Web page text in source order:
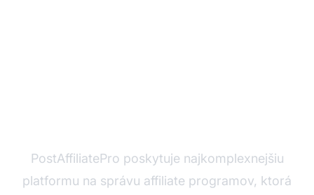
PostAffiliatePro poskytuje najkomplexnejšiu
platformu na správu affiliate programov, ktorá